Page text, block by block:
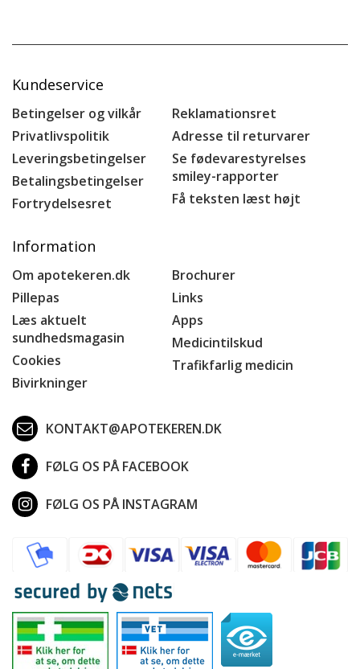
Kundeservice
Betingelser og vilkår
Privatlivspolitik
Leveringsbetingelser
Betalingsbetingelser
Fortrydelsesret
Reklamationsret
Adresse til returvarer
Se fødevarestyrelses
smiley-rapporter
Få teksten læst højt
Information
Om apotekeren.dk
Pillepas
Læs aktuelt
sundhedsmagasin
Cookies
Bivirkninger
Brochurer
Links
Apps
Medicintilskud
Trafikfarlig medicin
KONTAKT@APOTEKEREN.DK
FØLG OS PÅ FACEBOOK
FØLG OS PÅ INSTAGRAM